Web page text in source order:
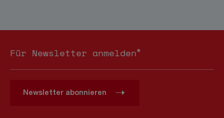
Für Newsletter anmelden*
Newsletter abonnieren